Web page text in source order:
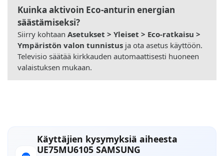
Kuinka aktivoin Eco-anturin energian
säästämiseksi?
Siirry kohtaan Asetukset > Yleiset > Eco-ratkaisu >
Ympäristön valon tunnistus ja ota asetus käyttöön.
Televisio säätää kirkkauden automaattisesti huoneen
valaistuksen mukaan.
Käyttäjien kysymyksiä aiheesta
UE75MU6105 SAMSUNG